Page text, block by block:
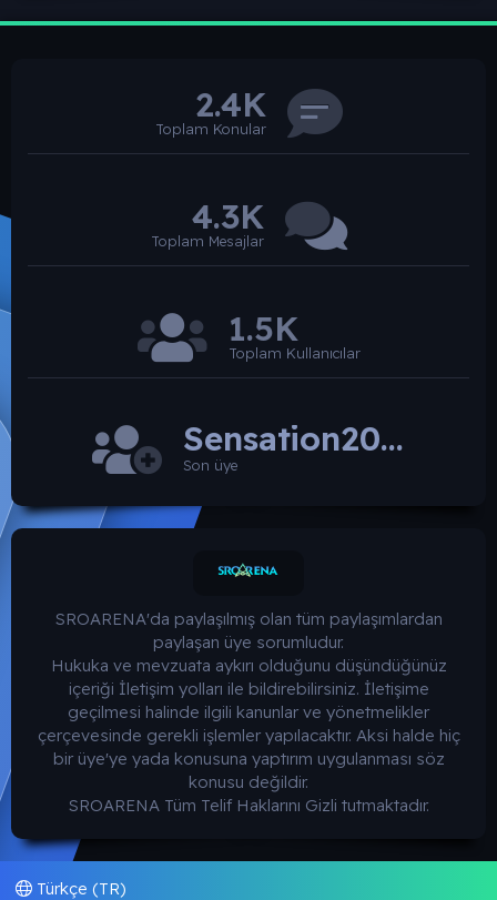
2.4K
Toplam Konular
4.3K
Toplam Mesajlar
1.5K
Toplam Kullanıcılar
Sensation2026
Son üye
SROARENA'da paylaşılmış olan tüm paylaşımlardan
paylaşan üye sorumludur.
Hukuka ve mevzuata aykırı olduğunu düşündüğünüz
içeriği İletişim yolları ile bildirebilirsiniz. İletişime
geçilmesi halinde ilgili kanunlar ve yönetmelikler
çerçevesinde gerekli işlemler yapılacaktır. Aksi halde hiç
bir üye'ye yada konusuna yaptırım uygulanması söz
konusu değildir.
SROARENA Tüm Telif Haklarını Gizli tutmaktadır.
Türkçe (TR)